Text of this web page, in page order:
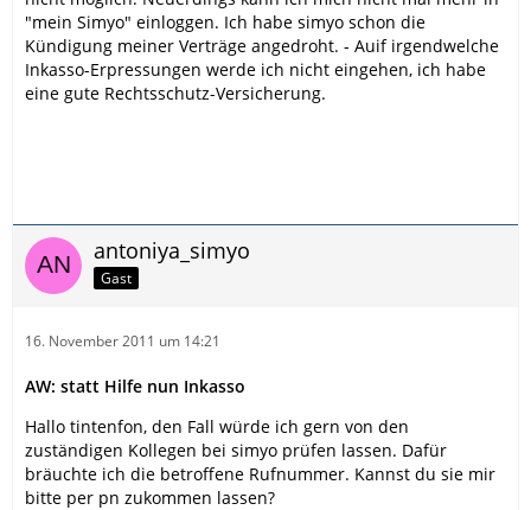
"mein Simyo" einloggen. Ich habe simyo schon die
Kündigung meiner Verträge angedroht. - Auif irgendwelche
Inkasso-Erpressungen werde ich nicht eingehen, ich habe
eine gute Rechtsschutz-Versicherung.
antoniya_simyo
Gast
16. November 2011 um 14:21
AW: statt Hilfe nun Inkasso
Hallo tintenfon, den Fall würde ich gern von den
zuständigen Kollegen bei simyo prüfen lassen. Dafür
bräuchte ich die betroffene Rufnummer. Kannst du sie mir
bitte per pn zukommen lassen?